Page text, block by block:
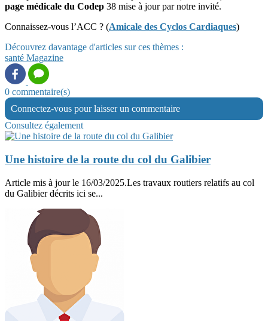
page médicale du Codep 38 mise à jour par notre invité.
Connaissez-vous l’ACC ? (Amicale des Cyclos Cardiaques)
Découvrez davantage d'articles sur ces thèmes :
santé Magazine
0 commentaire(s)
Connectez-vous pour laisser un commentaire
Consultez également
Une histoire de la route du col du Galibier
Article mis à jour le 16/03/2025.Les travaux routiers relatifs au col
du Galibier décrits ici se...